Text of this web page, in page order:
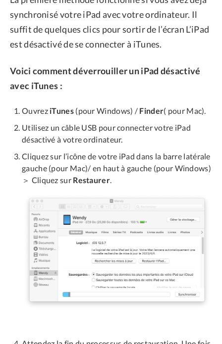
synchronisé votre iPad avec votre ordinateur. Il
suffit de quelques clics pour sortir de l’écran L’iPad
est désactivé de se connecter à iTunes.
Voici comment déverrouiller un iPad désactivé
avec iTunes :
Ouvrez iTunes(pour Windows) / Finder( pour Mac).
Utilisez un câble USB pour connecter votre iPad
désactivé à votre ordinateur.
Cliquez sur l’icône de votre iPad dans la barre latérale
gauche (pour Mac)/ en haut à gauche (pour Windows)
＞ Cliquez sur Restaurer.